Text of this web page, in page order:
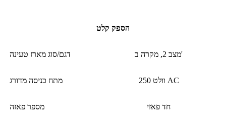
הספק קלט
דגם/סוג מארז טעינה מצב 2, מקרה ב'
מתח כניסה מדורג 250 וולט AC
מספר פאזה חד פאזי